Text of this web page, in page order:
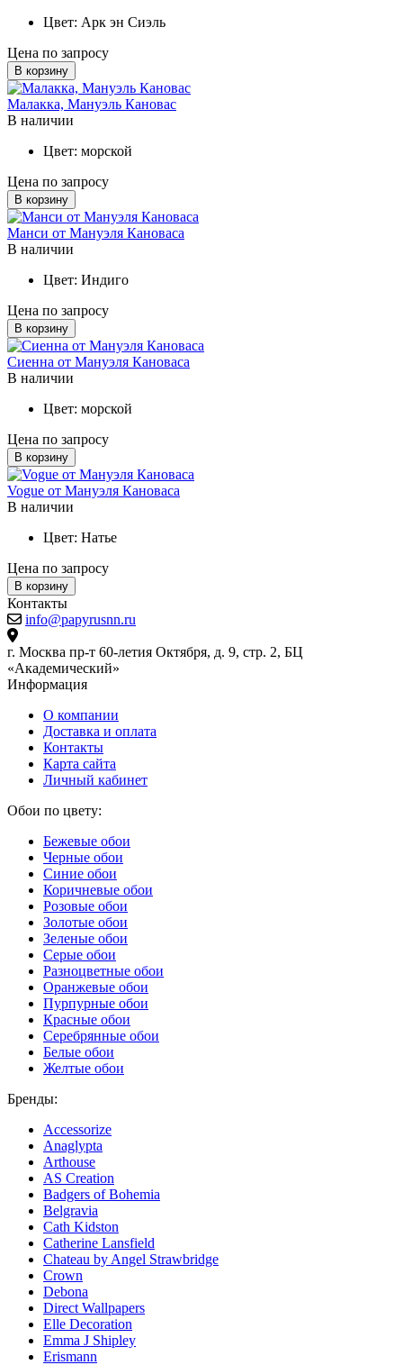
Цвет: Арк эн Сиэль
Цена по запросу
В корзину
Малакка, Мануэль Кановас
В наличии
Цвет: морской
Цена по запросу
В корзину
Манси от Мануэля Кановаса
В наличии
Цвет: Индиго
Цена по запросу
В корзину
Сиенна от Мануэля Кановаса
В наличии
Цвет: морской
Цена по запросу
В корзину
Vogue от Мануэля Кановаса
В наличии
Цвет: Натье
Цена по запросу
В корзину
Контакты
info@papyrusnn.ru
г. Москва пр-т 60-летия Октября, д. 9, стр. 2, БЦ
«Академический»
Информация
О компании
Доставка и оплата
Контакты
Карта сайта
Личный кабинет
Обои по цвету:
Бежевые обои
Черные обои
Синие обои
Коричневые обои
Розовые обои
Золотые обои
Зеленые обои
Серые обои
Разноцветные обои
Оранжевые обои
Пурпурные обои
Красные обои
Серебрянные обои
Белые обои
Желтые обои
Бренды:
Accessorize
Anaglypta
Arthouse
AS Creation
Badgers of Bohemia
Belgravia
Cath Kidston
Catherine Lansfield
Chateau by Angel Strawbridge
Crown
Debona
Direct Wallpapers
Elle Decoration
Emma J Shipley
Erismann